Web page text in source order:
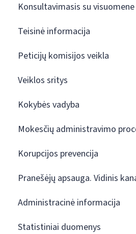
Konsultavimasis su visuomene
Teisinė informacija
Peticijų komisijos veikla
Veiklos sritys
Kokybės vadyba
Mokesčių administravimo
Korupcijos prevencija
Pranešėjų apsauga. Vidinis
Administracinė informacija
Statistiniai duomenys